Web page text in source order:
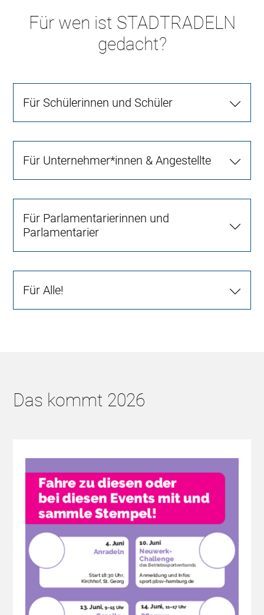
Für wen ist STADTRADELN
gedacht?
Für Schülerinnen und Schüler
Für Unternehmer*innen & Angestellte
Für Parlamentarierinnen und
Parlamentarier
Für Alle!
Das kommt 2026